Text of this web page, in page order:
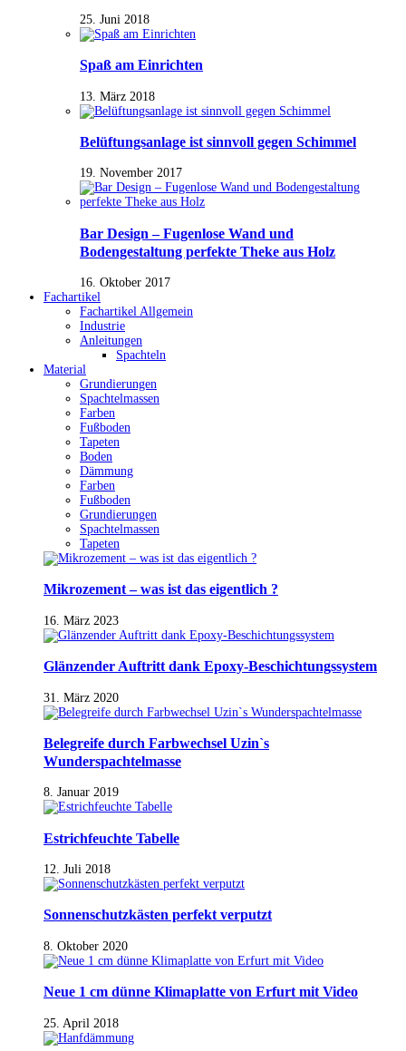
25. Juni 2018
Spaß am Einrichten
13. März 2018
Belüftungsanlage ist sinnvoll gegen Schimmel
19. November 2017
Bar Design – Fugenlose Wand und
Bodengestaltung perfekte Theke aus Holz
16. Oktober 2017
Fachartikel
Fachartikel Allgemein
Industrie
Anleitungen
Spachteln
Material
Grundierungen
Spachtelmassen
Farben
Fußboden
Tapeten
Boden
Dämmung
Farben
Fußboden
Grundierungen
Spachtelmassen
Tapeten
Mikrozement – was ist das eigentlich ?
16. März 2023
Glänzender Auftritt dank Epoxy-Beschichtungssystem
31. März 2020
Belegreife durch Farbwechsel Uzin`s
Wunderspachtelmasse
8. Januar 2019
Estrichfeuchte Tabelle
12. Juli 2018
Sonnenschutzkästen perfekt verputzt
8. Oktober 2020
Neue 1 cm dünne Klimaplatte von Erfurt mit Video
25. April 2018